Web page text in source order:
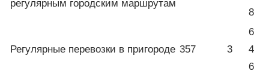
регулярным городским маршрутам
8
Регулярные перевозки в пригороде 357 3
6
4
6